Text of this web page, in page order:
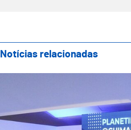
Notícias relacionadas